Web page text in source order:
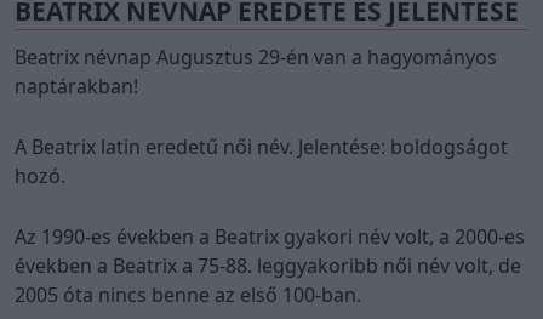
BEATRIX NÉVNAP EREDETE ÉS JELENTÉSE
Beatrix névnap Augusztus 29-én van a hagyományos
naptárakban!
A Beatrix latin eredetű női név. Jelentése: boldogságot
hozó.
Az 1990-es években a Beatrix gyakori név volt, a 2000-es
években a Beatrix a 75-88. leggyakoribb női név volt, de
2005 óta nincs benne az első 100-ban.